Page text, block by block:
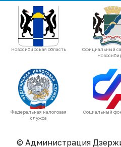
Новосибирская область
Официальный
Федеральная налоговая
служба
Социальный
© Администрация